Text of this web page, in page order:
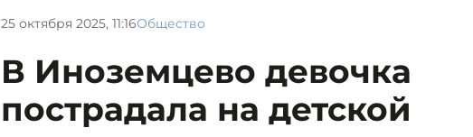
25 октября 2025, 11:16Общество
В Иноземцево девочка
пострадала на детской